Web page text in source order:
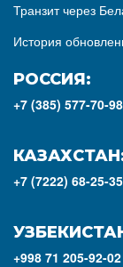
Транзит через
История
РОССИЯ:
+7 (385) 577-70-98
+7 (7222) 68-25-35
+998 71 205-92-02